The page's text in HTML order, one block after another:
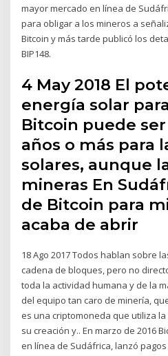
mayor mercado en línea de
para obligar a los mineros a
Bitcoin y más tarde publicó los
BIP148.
4 May 2018 El
energía solar
Bitcoin puede
años o más para
solares, aunque
mineras En
de Bitcoin para
acaba de abrir
18 Ago 2017 Todos hablan sobre
cadena de bloques, pero no
toda la actividad humana y de la
del equipo tan caro de minería,
es una criptomoneda que utiliza
su creación y.. En marzo de 2016
en línea de Sudáfrica, lanzó